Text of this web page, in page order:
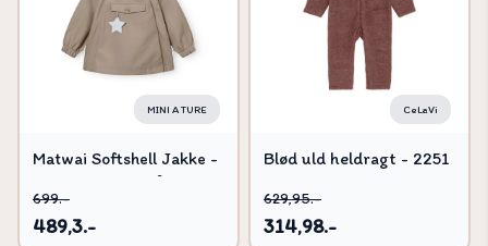
MINI A TURE
Matwai Softshell Jakke -
699.-
489,3.-
CeLaVi
Blød uld heldragt - 2251
629,95.-
314,98.-